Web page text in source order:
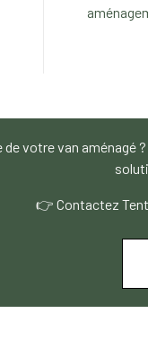
votre van aménagé
👉 Contactez